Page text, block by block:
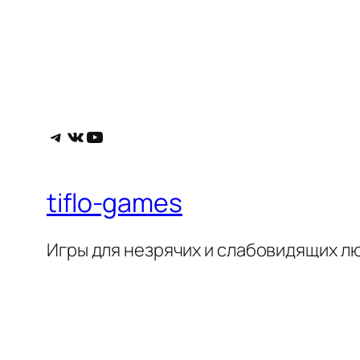
Telegram
ВКонтакте
YouTube
tiflo-games
Игры для незрячих и слабовидящих